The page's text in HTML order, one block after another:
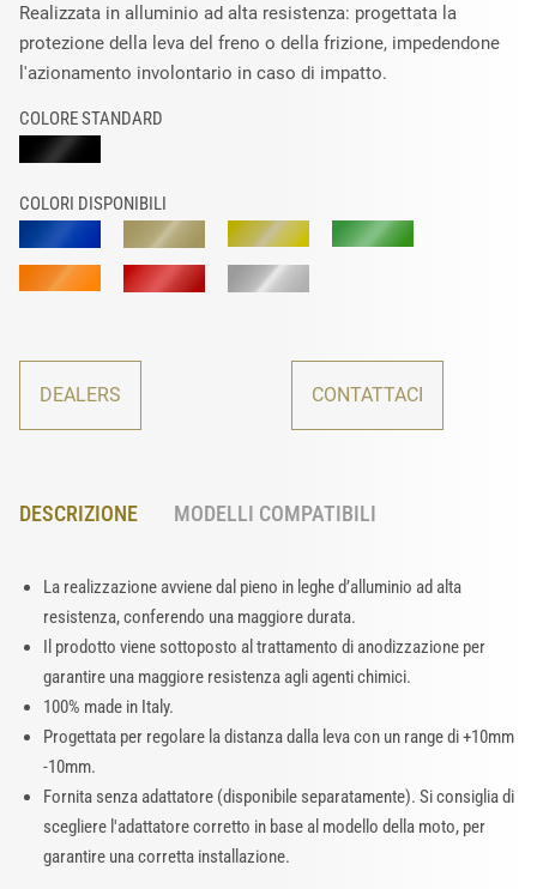
Realizzata in alluminio ad alta resistenza: progettata la
protezione della leva del freno o della frizione, impedendone
l'azionamento involontario in caso di impatto.
COLORE STANDARD
COLORI DISPONIBILI
DEALERS CONTATTACI
DESCRIZIONE MODELLI COMPATIBILI
La realizzazione avviene dal pieno in leghe d’alluminio ad alta
resistenza, conferendo una maggiore durata.
Il prodotto viene sottoposto al trattamento di anodizzazione per
garantire una maggiore resistenza agli agenti chimici.
100% made in Italy.
Progettata per regolare la distanza dalla leva con un range di +10mm
-10mm.
Fornita senza adattatore (disponibile separatamente). Si consiglia di
scegliere l'adattatore corretto in base al modello della moto, per
garantire una corretta installazione.